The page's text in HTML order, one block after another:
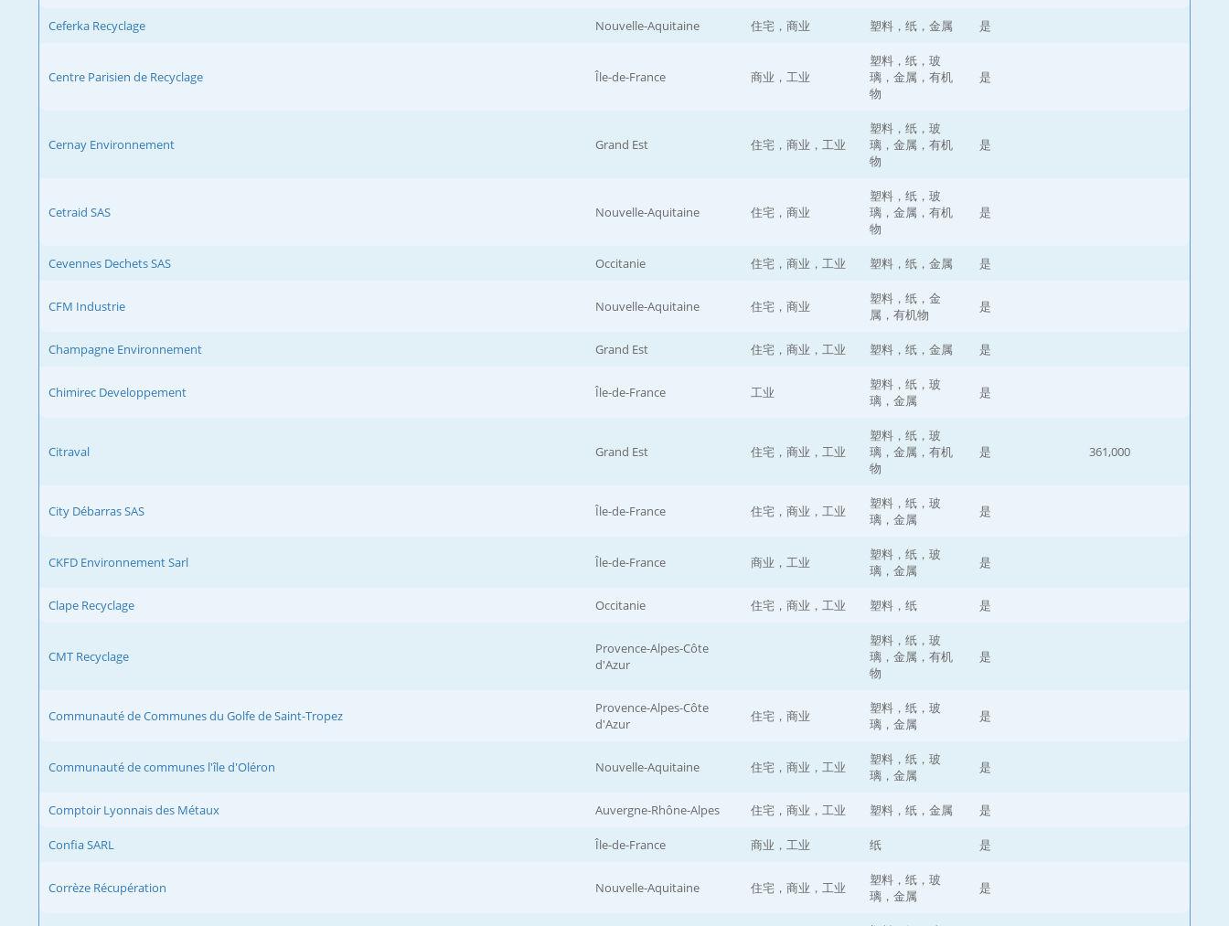
Ceferka Recyclage Nouvelle-Aquitaine 住宅，商业 塑料，纸，金属 是
Centre Parisien de Recyclage Île-de-France 商业，工业
塑料，纸，玻
璃，金属，有机
物
是
Cernay Environnement Grand Est 住宅，商业，工业
塑料，纸，玻
璃，金属，有机
物
是
Cetraid SAS Nouvelle-Aquitaine 住宅，商业
塑料，纸，玻
璃，金属，有机
物
是
Cevennes Dechets SAS Occitanie 住宅，商业，工业 塑料，纸，金属 是
CFM Industrie Nouvelle-Aquitaine 住宅，商业
塑料，纸，金
属，有机物
是
Champagne Environnement Grand Est 住宅，商业，工业 塑料，纸，金属 是
Chimirec Developpement Île-de-France 工业
塑料，纸，玻
璃，金属
是
Citraval Grand Est 住宅，商业，工业
塑料，纸，玻
璃，金属，有机
物
是 361,000
City Débarras SAS Île-de-France 住宅，商业，工业
塑料，纸，玻
璃，金属
是
CKFD Environnement Sarl Île-de-France 商业，工业
塑料，纸，玻
璃，金属
是
Clape Recyclage Occitanie 住宅，商业，工业 塑料，纸 是
CMT Recyclage
Provence-Alpes-Côte
d'Azur
塑料，纸，玻
璃，金属，有机
物
是
Communauté de Communes du Golfe de Saint-Tropez
Provence-Alpes-Côte
d'Azur
住宅，商业
塑料，纸，玻
璃，金属
是
Communauté de communes l'île d'Oléron Nouvelle-Aquitaine 住宅，商业，工业
塑料，纸，玻
璃，金属
是
Comptoir Lyonnais des Métaux Auvergne-Rhône-Alpes 住宅，商业，工业 塑料，纸，金属 是
Confia SARL Île-de-France 商业，工业 纸 是
Corrèze Récupération Nouvelle-Aquitaine 住宅，商业，工业
塑料，纸，玻
璃，金属
是